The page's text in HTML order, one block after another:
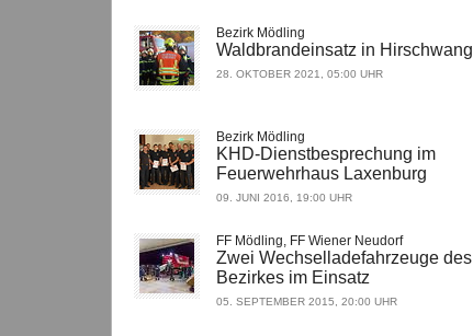
Bezirk Mödling
Waldbrandeinsatz in Hirschwang
28. OKTOBER 2021, 05:00 UHR
Bezirk Mödling
KHD-Dienstbesprechung im
Feuerwehrhaus Laxenburg
09. JUNI 2016, 19:00 UHR
FF Mödling, FF Wiener Neudorf
Zwei Wechselladefahrzeuge des
Bezirkes im Einsatz
05. SEPTEMBER 2015, 20:00 UHR